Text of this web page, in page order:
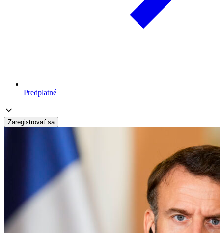
Predplatné
Zaregistrovať sa